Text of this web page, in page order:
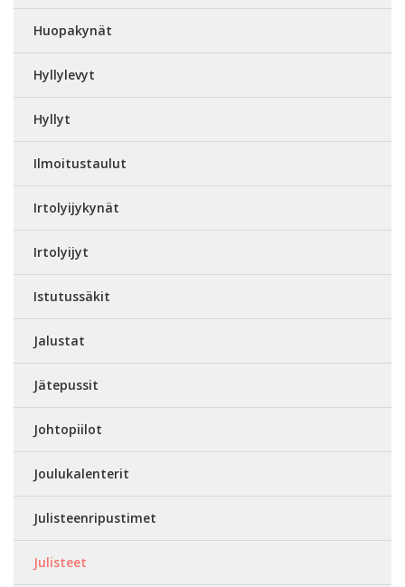
Huopakynät
Hyllylevyt
Hyllyt
Ilmoitustaulut
Irtolyijykynät
Irtolyijyt
Istutussäkit
Jalustat
Jätepussit
Johtopiilot
Joulukalenterit
Julisteenripustimet
Julisteet